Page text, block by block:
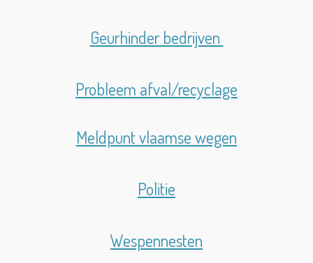
Geurhinder bedrijven
Probleem afval/recyclage
Meldpunt vlaamse wegen
Politie
Wespennesten